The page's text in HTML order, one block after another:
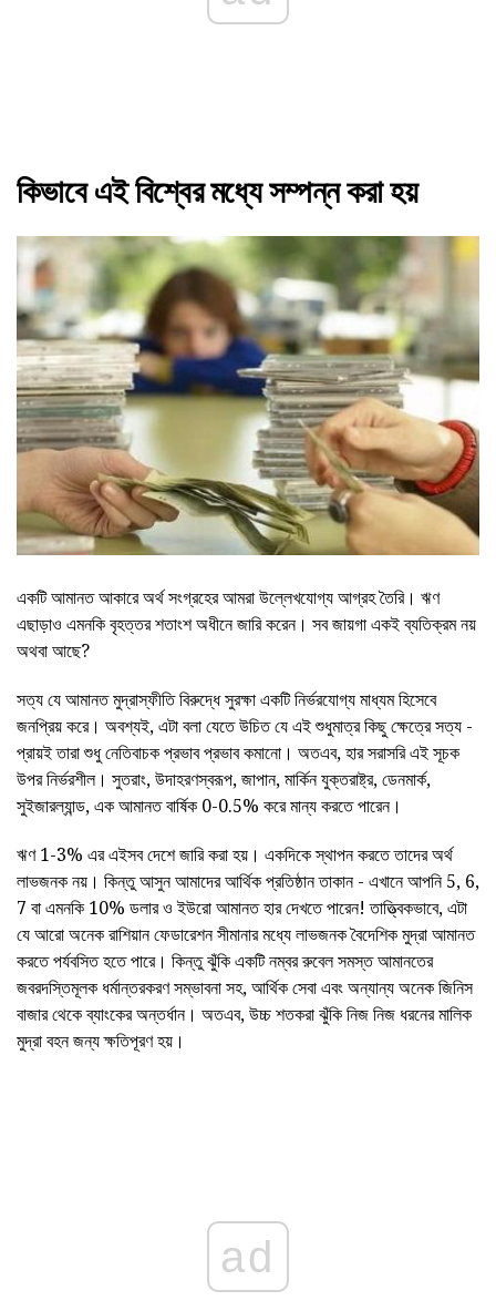
কিভাবে এই বিশ্বের মধ্যে সম্পন্ন করা হয়
একটি আমানত আকারে অর্থ সংগ্রহের আমরা উল্লেখযোগ্য আগ্রহ তৈরি। ঋণ
এছাড়াও এমনকি বৃহত্তর শতাংশ অধীনে জারি করেন। সব জায়গা একই ব্যতিক্রম নয়
অথবা আছে?
সত্য যে আমানত মুদ্রাস্ফীতি বিরুদ্ধে সুরক্ষা একটি নির্ভরযোগ্য মাধ্যম হিসেবে
জনপ্রিয় করে। অবশ্যই, এটা বলা যেতে উচিত যে এই শুধুমাত্র কিছু ক্ষেত্রে সত্য -
প্রায়ই তারা শুধু নেতিবাচক প্রভাব প্রভাব কমানো। অতএব, হার সরাসরি এই সূচক
উপর নির্ভরশীল। সুতরাং, উদাহরণস্বরূপ, জাপান, মার্কিন যুক্তরাষ্ট্র, ডেনমার্ক,
সুইজারল্যান্ড, এক আমানত বার্ষিক 0-0.5% করে মান্য করতে পারেন।
ঋণ 1-3% এর এইসব দেশে জারি করা হয়। একদিকে স্থাপন করতে তাদের অর্থ
লাভজনক নয়। কিন্তু আসুন আমাদের আর্থিক প্রতিষ্ঠান তাকান - এখানে আপনি 5, 6,
7 বা এমনকি 10% ডলার ও ইউরো আমানত হার দেখতে পারেন! তাত্ত্বিকভাবে, এটা
যে আরো অনেক রাশিয়ান ফেডারেশন সীমানার মধ্যে লাভজনক বৈদেশিক মুদ্রা আমানত
করতে পর্যবসিত হতে পারে। কিন্তু ঝুঁকি একটি নম্বর রুবেল সমস্ত আমানতের
জবরদস্তিমূলক ধর্মান্তরকরণ সম্ভাবনা সহ, আর্থিক সেবা এবং অন্যান্য অনেক জিনিস
বাজার থেকে ব্যাংকের অন্তর্ধান। অতএব, উচ্চ শতকরা ঝুঁকি নিজ নিজ ধরনের মালিক
মুদ্রা বহন জন্য ক্ষতিপূরণ হয়।
ad